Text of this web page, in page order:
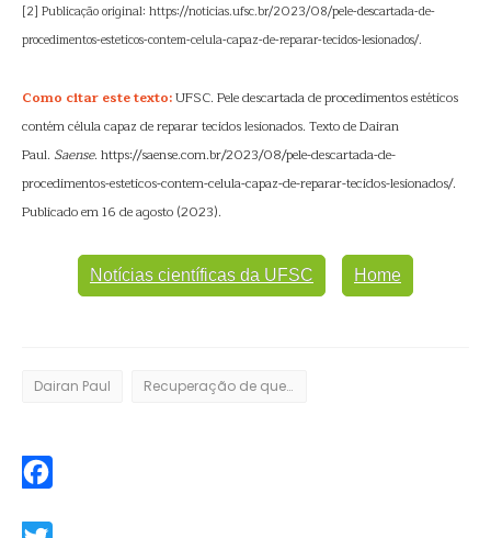
[2] Publicação original: https://noticias.ufsc.br/2023/08/pele-descartada-de-
procedimentos-esteticos-contem-celula-capaz-de-reparar-tecidos-lesionados/.
Como citar este texto:UFSC. Pele descartada de procedimentos estéticos
contém célula capaz de reparar tecidos lesionados. Texto de Dairan
Paul. Saense. https://saense.com.br/2023/08/pele-descartada-de-
procedimentos-esteticos-contem-celula-capaz-de-reparar-tecidos-lesionados/.
Publicado em 16 de agosto (2023).
Notícias científicas da UFSC Home
Dairan Paul Recuperação de queimaduras